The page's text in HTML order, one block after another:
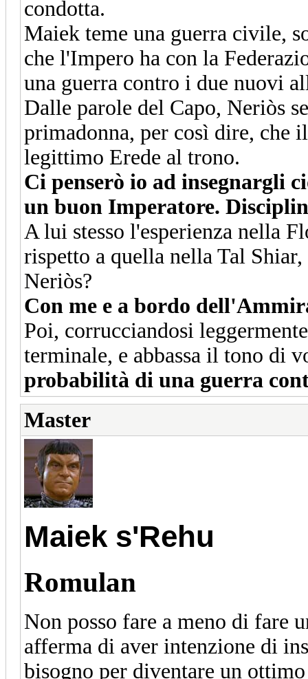
condotta.
Maiek teme una guerra civile,
che l'Impero ha con la
una guerra contro i due nuovi
Dalle parole del Capo, Neriòs
primadonna, per così dire, che
legittimo Erede al trono.
Ci penserò io ad insegnargli
un buon Imperatore.
A lui stesso l'esperienza nella
rispetto a quella nella Tal
Neriòs?
Con me e a bordo
Poi, corrucciandosi
terminale, e abbassa il tono di
probabilità di una guerra
Master
Maiek s'Rehu
Romulan
Non posso fare a meno di fare
afferma di aver intenzione di
bisogno per diventare un